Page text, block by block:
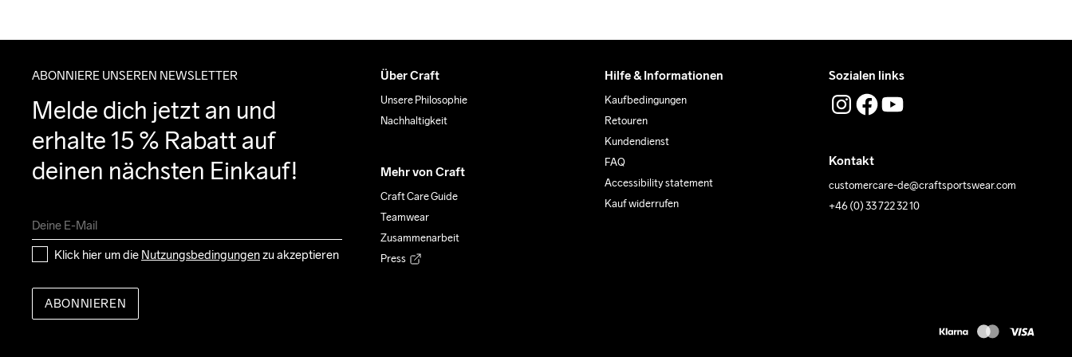
ABONNIERE UNSEREN NEWSLETTER
Melde dich jetzt an und
erhalte 15 % Rabatt auf
deinen nächsten Einkauf!
Klick hier um die Nutzungsbedingungen zu akzeptieren
ABONNIEREN
Über Craft
Unsere Philosophie
Nachhaltigkeit
Mehr von Craft
Craft Care Guide
Teamwear
Zusammenarbeit
Press
Hilfe & Informationen
Kaufbedingungen
Retouren
Kundendienst
FAQ
Accessibility statement
Kauf widerrufen
Sozialen links
Kontakt
customercare-de@craftsportswear.com
+46 (0) 33 722 32 10